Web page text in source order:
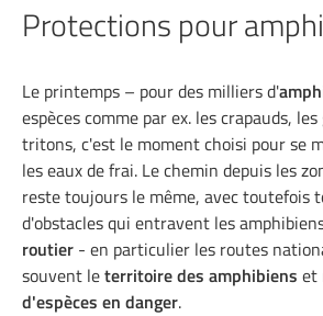
Services à l'industrie
Bureau d'études
Sécurité routière
Protections pour
Le printemps – pour des milliers d'
espèces comme par ex. les crapauds,
tritons, c'est le moment choisi pour se
les eaux de frai. Le chemin depuis les
reste toujours le même, avec toutefois
d'obstacles qui entravent les
routier - en particulier les routes
souvent leterritoire des amphibiens et
d'espèces en danger.